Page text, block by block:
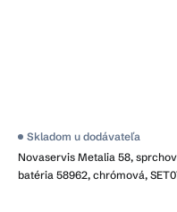
Novaservis Metalia 58,
batéria 58962, chrómová,
Skladom u dodávateľa